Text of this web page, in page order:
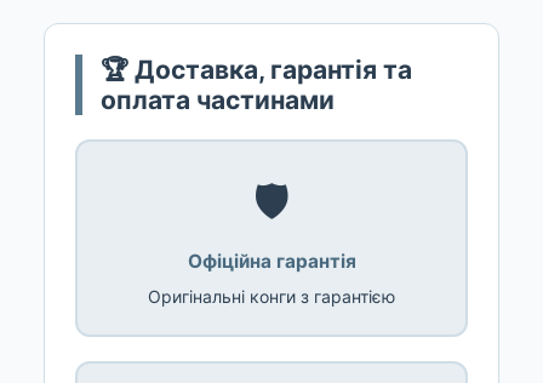
🏆 Доставка, гарантія та
оплата частинами
🛡️
Офіційна гарантія
Оригінальні конги з гарантією